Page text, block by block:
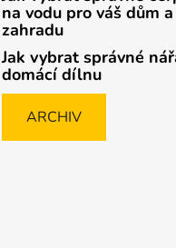
na vodu pro váš dům a
zahradu
Jak vybrat správné
domácí dílnu
ARCHIV